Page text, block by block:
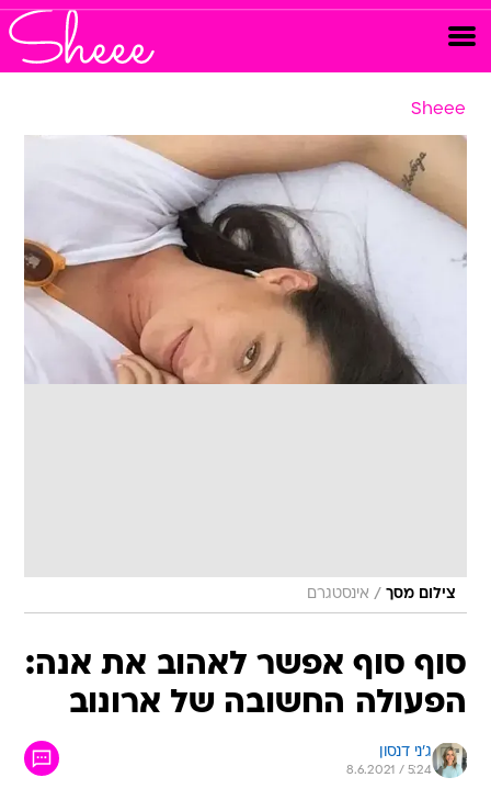
Sheee
צילום מסך / אינסטגרם
סוף סוף אפשר לאהוב את אנה:
הפעולה החשובה של ארונוב
ג'ני דנסון
8.6.2021 / 5:24